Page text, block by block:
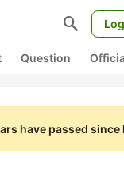
search
Question
have passed since